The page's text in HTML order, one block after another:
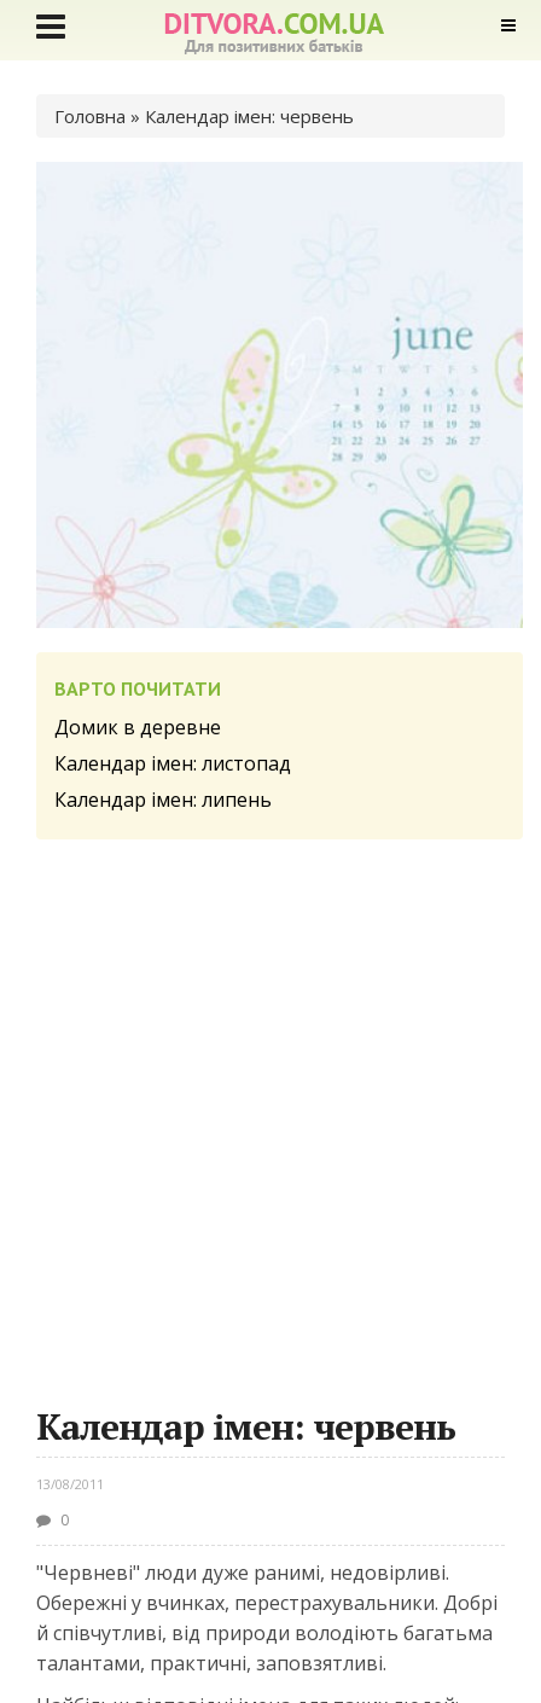
Ви є тут
Головна » Календар імен: червень
ВАРТО ПОЧИТАТИ
Домик в деревне
Календар імен: листопад
Календар імен: липень
Календар імен: червень
13/08/2011
0
"Червневі" люди дуже ранимі, недовірливі.
Обережні у вчинках, перестрахувальники. Добрі
й співчутливі, від природи володіють багатьма
талантами, практичні, заповзятливі.